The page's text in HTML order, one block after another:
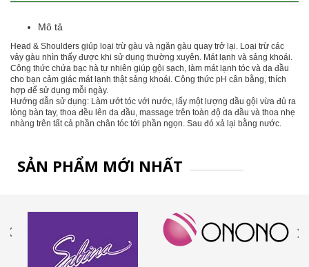
Mô tả
Head & Shoulders giúp loại trừ gàu và ngăn gàu quay trở lại. Loại trừ các
vảy gàu nhìn thấy được khi sử dụng thường xuyên. Mát lạnh và sảng khoái.
Công thức chứa bạc hà tự nhiên giúp gội sạch, làm mát lạnh tóc và da đầu
cho bạn cảm giác mát lạnh thật sảng khoái. Công thức pH cân bằng, thích
hợp để sử dụng mỗi ngày.
Hướng dẫn sử dụng: Làm ướt tóc với nước, lấy một lượng dầu gội vừa đủ ra
lòng bàn tay, thoa đều lên da đầu, massage trên toàn độ da đầu và thoa nhẹ
nhàng trên tất cả phần chân tóc tới phần ngọn. Sau đó xả lại bằng nước.
SẢN PHẨM MỚI NHẤT